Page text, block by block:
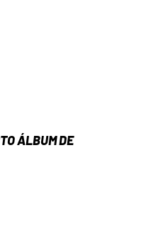
ÁLBUM DE